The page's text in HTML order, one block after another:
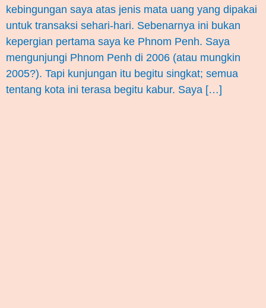
kebingungan saya atas jenis mata uang yang dipakai
untuk transaksi sehari-hari. Sebenarnya ini bukan
kepergian pertama saya ke Phnom Penh. Saya
mengunjungi Phnom Penh di 2006 (atau mungkin
2005?). Tapi kunjungan itu begitu singkat; semua
tentang kota ini terasa begitu kabur. Saya […]